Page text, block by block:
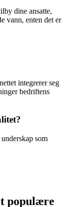
dine ansatte,
vann, enten det er
integrerer seg
bedriftens
som
populære